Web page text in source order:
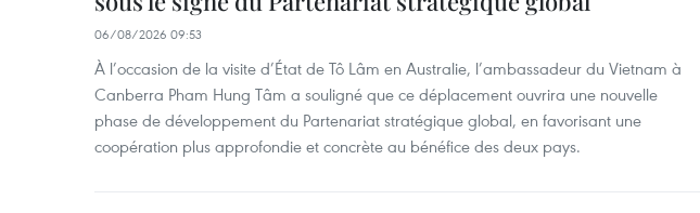
06/08/2026 09:53
À l’occasion de la visite d’État de Tô Lâm en Australie, l’ambassadeur du Vietnam à
Canberra Pham Hung Tâm a souligné que ce déplacement ouvrira une nouvelle
phase de développement du Partenariat stratégique global, en favorisant une
coopération plus approfondie et concrète au bénéfice des deux pays.